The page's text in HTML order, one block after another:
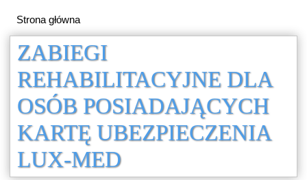
Strona główna
ZABIEGI
REHABILITACYJNE DLA
OSÓB POSIADAJĄCYCH
KARTĘ UBEZPIECZENIA
LUX-MED